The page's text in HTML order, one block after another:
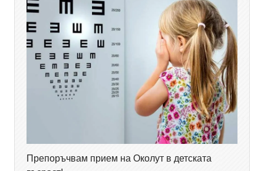
Препоръчвам прием на Околут в детската